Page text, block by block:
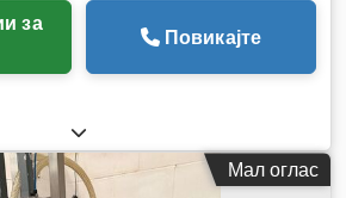
Повикајте
Мал оглас